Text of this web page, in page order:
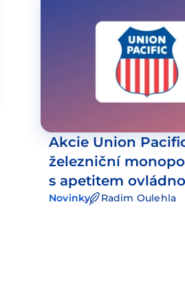
Akcie Union
železniční
s apetitem
Novinky Radim Oulehla